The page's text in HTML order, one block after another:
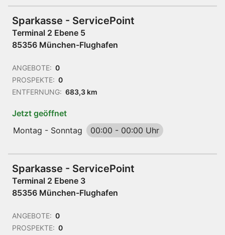
Sparkasse - ServicePoint
Terminal 2 Ebene 5
85356 München-Flughafen
ANGEBOTE: 0
PROSPEKTE: 0
ENTFERNUNG: 683,3 km
Jetzt geöffnet
Montag - Sonntag
00:00 - 00:00 Uhr
Sparkasse - ServicePoint
Terminal 2 Ebene 3
85356 München-Flughafen
ANGEBOTE: 0
PROSPEKTE: 0